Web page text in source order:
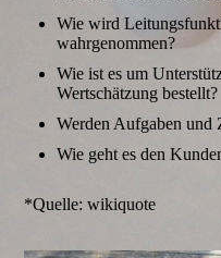
Wie wird
wahrgenommen?
Wie ist es um
Wertschätzung bestellt?
Werden Aufgaben und
Wie geht es den
*Quelle: wikiquote